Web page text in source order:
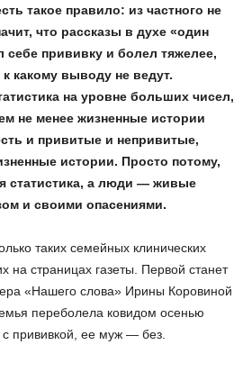
такое правило: из частного не
что рассказы в духе «один
себе прививку и болел тяжелее,
какому выводу не ведут.
на уровне больших чисел,
не менее жизненные истории
и привитые и непривитые,
истории. Просто потому,
статистика, а люди — живые
и своими опасениями.
таких семейных клинических
на страницах газеты. Первой станет
«Нашего слова» Ирины Коровиной
переболела ковидом осенью
прививкой, ее муж — без.